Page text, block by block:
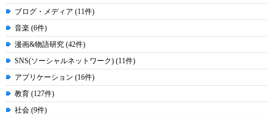
ブログ・メディア (11件)
音楽 (6件)
漫画&物語研究 (42件)
SNS(ソーシャルネットワーク) (11件)
アプリケーション (16件)
教育 (127件)
社会 (9件)